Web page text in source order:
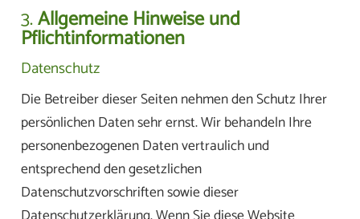
3.Allgemeine Hinweise und
Pflichtinformationen
Datenschutz
Die Betreiber dieser Seiten nehmen den Schutz Ihrer
persönlichen Daten sehr ernst. Wir behandeln Ihre
personenbezogenen Daten vertraulich und
entsprechend den gesetzlichen
Datenschutzvorschriften sowie dieser